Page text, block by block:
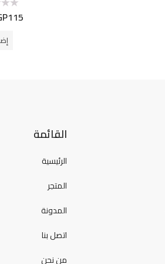
115
القائمة
الرئيسية
المتجر
المدونة
اتصل بنا
من نحن